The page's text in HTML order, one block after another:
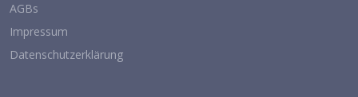
AGBs
Impressum
Datenschutzerklärung